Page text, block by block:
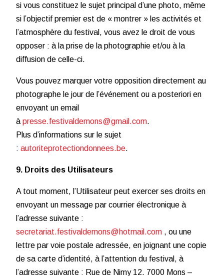
si vous constituez le sujet principal d’une photo, même
si l’objectif premier est de « montrer » les activités et
l’atmosphère du festival, vous avez le droit de vous
opposer : à la prise de la photographie et/ou à la
diffusion de celle-ci.
Vous pouvez marquer votre opposition directement au
photographe le jour de l’événement ou a posteriori en
envoyant un email
à presse.festivaldemons@gmail.com.
Plus d’informations sur le sujet
: autoriteprotectiondonnees.be.
9. Droits des Utilisateurs
A tout moment, l’Utilisateur peut exercer ses droits en
envoyant un message par courrier électronique à
l’adresse suivante :
secretariat.festivaldemons@hotmail.com , ou une
lettre par voie postale adressée, en joignant une copie
de sa carte d’identité, à l’attention du festival, à
l’adresse suivante : Rue de Nimy 12. 7000 Mons –